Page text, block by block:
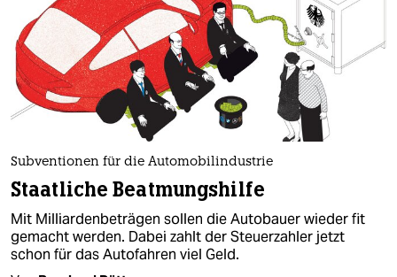
öko
gesellschaft
kultur
berlin
nord
wahrheit
Subventionen für die Automobilindustrie
Staatliche Beatmungshilfe
Mit Milliardenbeträgen sollen die Autobauer wieder fit
gemacht werden. Dabei zahlt der Steuerzahler jetzt
schon für das Autofahren viel Geld.